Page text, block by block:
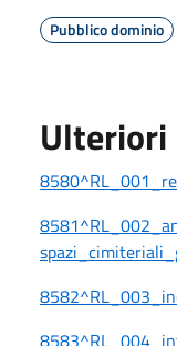
Pubblico dominio